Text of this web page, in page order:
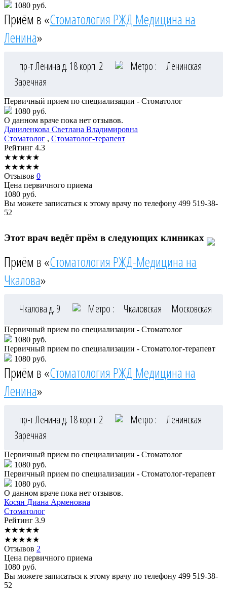
1080 руб.
Приём в «Стоматология РЖД Медицина на
Ленина»
пр-т Ленина д. 18 корп. 2 Метро :
Ленинская
Заречная
Первичный прием по специализации - Стоматолог
1080 руб.
О данном враче пока нет отзывов.
Даниленкова Светлана Владимировна
Стоматолог , Стоматолог-терапевт
Рейтинг 4.3
★★★★★
★★★★★
Отзывов 0
Цена первичного приема
1080 руб.
Вы можете записаться к этому врачу по телефону 499 519-38-
52
Этот врач ведёт прём в следующих клиниках
Приём в «Стоматология РЖД-Медицина на
Чкалова»
Чкалова д. 9 Метро : Чкаловская Московская
Первичный прием по специализации - Стоматолог
1080 руб.
Первичный прием по специализации - Стоматолог-терапевт
1080 руб.
Приём в «Стоматология РЖД Медицина на
Ленина»
пр-т Ленина д. 18 корп. 2 Метро :
Ленинская
Заречная
Первичный прием по специализации - Стоматолог
1080 руб.
Первичный прием по специализации - Стоматолог-терапевт
1080 руб.
О данном враче пока нет отзывов.
Косян Диана Арменовна
Стоматолог
Рейтинг 3.9
★★★★★
★★★★★
Отзывов 2
Цена первичного приема
1080 руб.
Вы можете записаться к этому врачу по телефону 499 519-38-
52